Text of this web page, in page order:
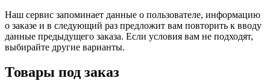
Наш сервис запоминает данные о пользователе, информацию
о заказе и в следующий раз предложит вам повторить к вводу
данные предыдущего заказа. Если условия вам не подходят,
выбирайте другие варианты.
Товары под заказ